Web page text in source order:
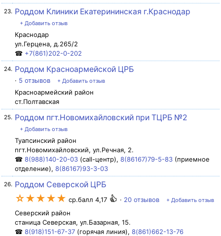
23. Роддом Клиники Екатерининская г.Краснодар
+ Добавить отзыв
Краснодар
ул.Герцена, д.265/2
☎ +7(861)202-0-202
24. Роддом Красноармейской ЦРБ
· 5 отзывов + Добавить отзыв
Красноармейский район
ст.Полтавская
25. Роддом пгт.Новомихайловский при ТЦРБ №2
+ Добавить отзыв
Туапсинский район
пгт.Новомихайловский, ул.Речная, 2.
☎ 8(988)140-20-03 (call-центр), 8(86167)79-5-83 (приемное
отделение), 8(86167)93-3-03
26. Роддом Северской ЦРБ
☆★★★★ ср.балл 4,17 · 20 отзывов + Добавить отзыв
Северский район
станица Северская, ул.Базарная, 15.
☎ 8(918)151-67-37 (горячая линия), 8(861)662-13-76